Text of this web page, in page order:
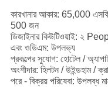
কারখানার আকার: 65,000
500 জন
ডিজাইনার কিউটিওয়াই: ২
এবং ওডিএম: উপলভ্য
প্রকল্পের সুযোগ: হোটেল /
অংশীদার: হিলটন / উইন্ডহাম /
পরে - বিক্রয় পরিষেবা: উপলব্ধ